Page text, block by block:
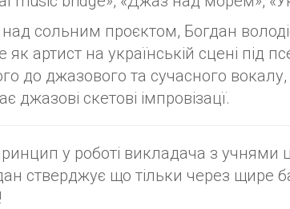
сольним проєктом, Богдан
як артист на українській сцені під
до джазового та сучасного
джазові скетові імпровізацї.
у роботі викладача з
стверджує що тільки через щире